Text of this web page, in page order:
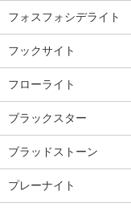
フォスフォシデライト
フックサイト
フローライト
ブラックスター
ブラッドストーン
プレーナイト